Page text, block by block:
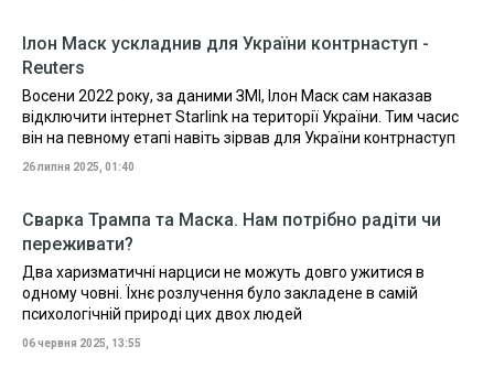
Ілон Маск ускладнив для України контрнаступ -
Reuters
Восени 2022 року, за даними ЗМІ, Ілон Маск сам наказав
відключити інтернет Starlink на території України. Тим часис
він на певному етапі навіть зірвав для України контрнаступ
26 липня 2025, 01:40
Сварка Трампа та Маска. Нам потрібно радіти чи
переживати?
Два харизматичні нарциси не можуть довго ужитися в
одному човні. Їхнє розлучення було закладене в самій
психологічній природі цих двох людей
06 червня 2025, 13:55